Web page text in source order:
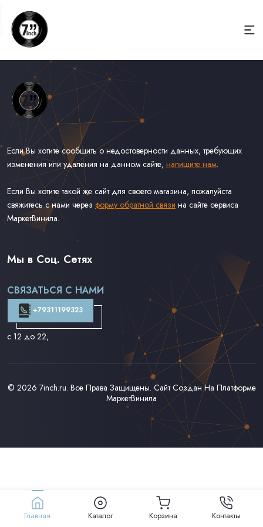
Если Вы хотите сообщить о недостоверности данных, требующих
изменения или удаления на данном сайте, напишите нам.
Если Вы хотите такой же сайт для своего магазина, пожалуйста
свяжитесь с нами через форму обратной связи на сайте сервиса
МаркетВинила.
Весь Каталог Винила на 7''
Рок на 7''
Доставка и Оплата
Контакты
Мы в Соц. Сетях
СВЯЗАТЬСЯ С НАМИ
+79311199323
с 12 до 22,
© 2026 7inch.ru. Все Права Защищены. Сайт Создан На Платформе
МаркетВинила
Главная Каталог Корзина Контакты